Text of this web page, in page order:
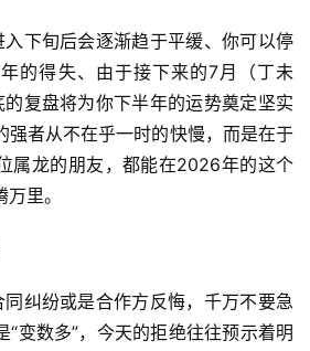
下旬后会逐渐趋于平缓、你可以停
的得失、由于接下来的7月（丁未
复盘将为你下半年的运势奠定坚实
强者从不在乎一时的快慢，而是在于
属龙的朋友，都能在2026年的这个
里。
纠纷或是合作方反悔，千万不要急
“变数多”，今天的拒绝往往预示着明